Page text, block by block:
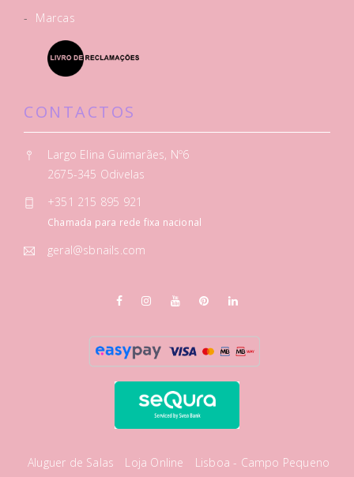
-
Marcas
CONTACTOS
Largo Elina Guimarães, Nº6
2675-345 Odivelas
+351 215 895 921
Chamada para rede fixa nacional
geral@sbnails.com
Aluguer de Salas Loja Online
Lisboa - Campo Pequeno